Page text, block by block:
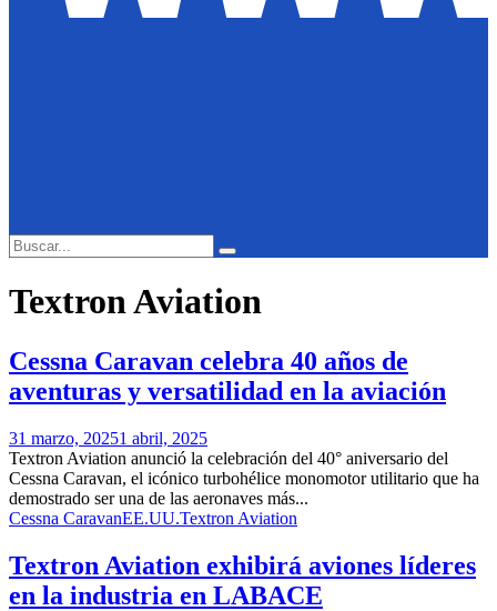
Search
for:
Search
Textron Aviation
Cessna Caravan celebra 40 años de
aventuras y versatilidad en la aviación
31 marzo, 20251 abril, 2025
Textron Aviation anunció la celebración del 40° aniversario del
Cessna Caravan, el icónico turbohélice monomotor utilitario que ha
demostrado ser una de las aeronaves más...
Cessna CaravanEE.UU.Textron Aviation
Textron Aviation exhibirá aviones líderes
en la industria en LABACE